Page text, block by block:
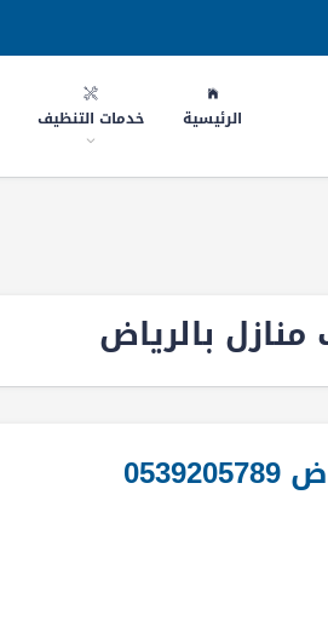
الرئيسية خدمات التنظيف
بالرياض